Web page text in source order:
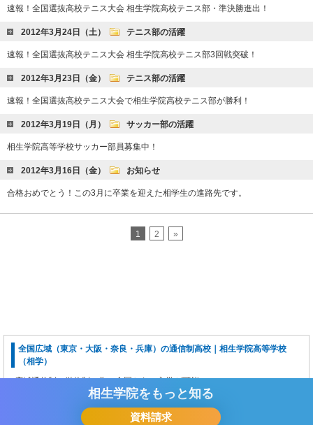
相生学院を もっと知る
資料請求
速報！全国選抜高校テニス大会 相生学院高校テニス部・準決勝進出！
2012年3月24日（土） テニス部の活躍
速報！全国選抜高校テニス大会 相生学院高校テニス部3回戦突破！
2012年3月23日（金） テニス部の活躍
速報！全国選抜高校テニス大会で相生学院高校テニス部が勝利！
2012年3月19日（月） サッカー部の活躍
相生学院高等学校サッカー部員募集中！
2012年3月16日（金） お知らせ
合格おめでとう！この3月に卒業を迎えた相学生の進路先です。
1 2 »
全国広域（東京・大阪・奈良・兵庫）の通信制高校｜相生学院高等学校
（相学）
広域通信制、単位制の為、全国からの入学が可能。
自宅学習スタイルの通信制学習に加え、あなたに合った特進科カリキュラ
ムをご用意しております。
高校中退後の編入、 なら全国広域・単位制の相生学院高等学